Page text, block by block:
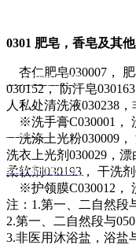
0301 肥皂，香皂及其
杏仁肥皂030007， 肥
030152， 防汗皂
人私处清洗液030238
※洗手膏C030001，
洗涤上光粉030009，
洗衣上光剂030029，
柔软剂030193， 干洗
※护领膜C030012，
注：1.第一、二自然段
2.第一、二自然段与
3.非医用沐浴盐，浴盐
知识产权代理
商标代理
软件著作权登记